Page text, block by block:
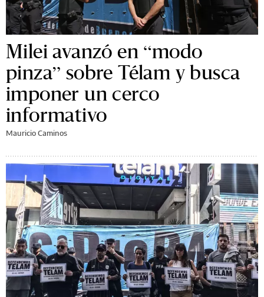
Milei avanzó en “modo
pinza” sobre Télam y busca
imponer un cerco
informativo
Mauricio Caminos